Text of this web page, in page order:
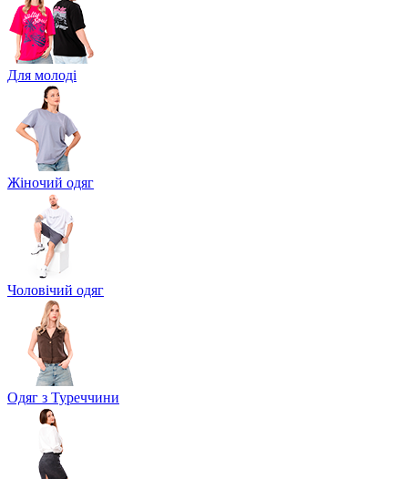
Для молоді
Жіночий одяг
Чоловічий одяг
Одяг з Туреччини